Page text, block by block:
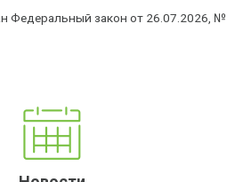
Федеральный закон от 26.07.2026, №